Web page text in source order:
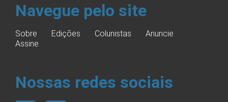
Navegue pelo site
Sobre Edições Colunistas
Anuncie
Assine
Nossas redes sociais